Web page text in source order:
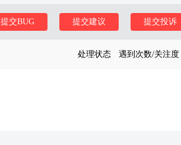
提交投诉
提交建议
提交BUG
处理状态 遇到次数/关注度